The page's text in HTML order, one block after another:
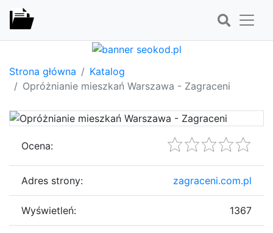
Strona główna
Katalog
Opróżnianie mieszkań Warszawa - Zagraceni
Ocena:
Adres strony: zagraceni.com.pl
Wyświetleń: 1367